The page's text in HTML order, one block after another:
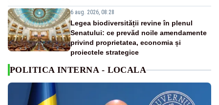
6 aug. 2026, 08:28
Legea biodiversității revine în plenul
Senatului: ce prevăd noile amendamente
privind proprietatea, economia și
proiectele strategice
POLITICA INTERNA - LOCALA